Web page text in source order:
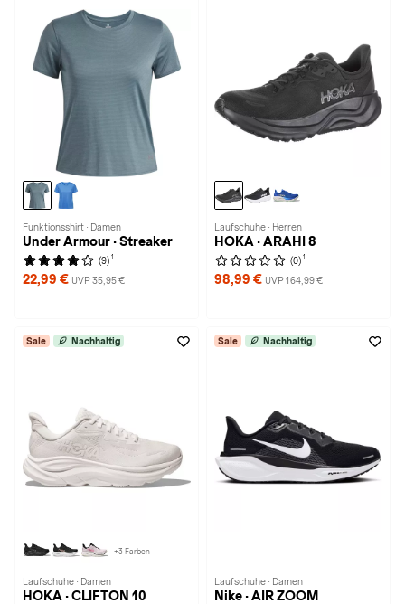
Funktionsshirt · Damen
Under Armour · Streaker
(9) 1
22,99 € UVP 35,95 €
Laufschuhe · Herren
HOKA · ARAHI 8
(0) 1
98,99 € UVP 164,99 €
Sale Nachhaltig
+3 Farben
Laufschuhe · Damen
HOKA · CLIFTON 10
Sale Nachhaltig
Laufschuhe · Damen
Nike · AIR ZOOM